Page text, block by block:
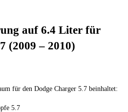
auf 6.4 Liter für
(2009 – 2010)
für den Dodge Charger 5.7 beinhaltet:
5.7